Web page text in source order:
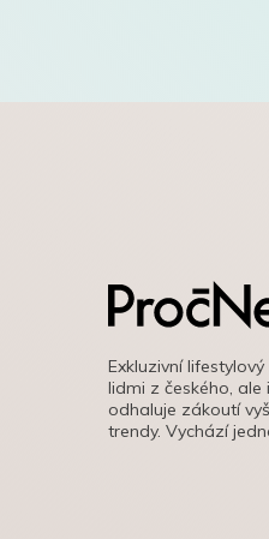
Exkluzivní
lidmi z českého, ale
odhaluje zákoutí
trendy. Vychází